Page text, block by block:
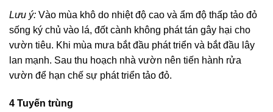
Lưu ý: Vào mùa khô do nhiệt độ cao và ẩm độ thấp tảo đỏ
sống ký chủ vào lá, đốt cành không phát tán gây hại cho
vườn tiêu. Khi mùa mưa bắt đầu phát triển và bắt đầu lây
lan mạnh. Sau thu hoạch nhà vườn nên tiến hành rửa
vườn để hạn chế sự phát triển tảo đỏ.
4 Tuyến trùng